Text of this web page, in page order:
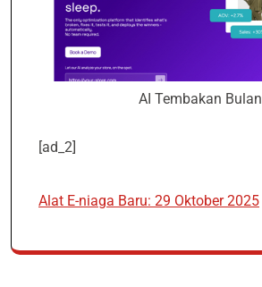
AI Tembakan Bulan
[ad_2]
Alat E-niaga Baru: 29 Oktober 2025